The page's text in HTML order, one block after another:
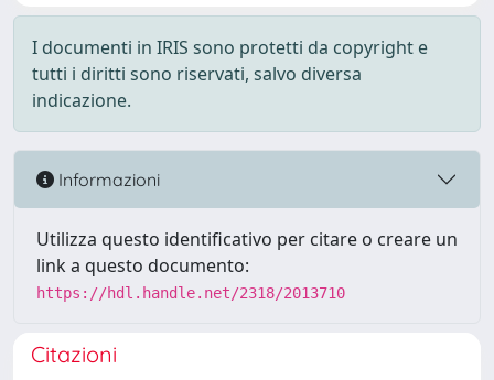
I documenti in IRIS sono protetti da copyright e
tutti i diritti sono riservati, salvo diversa
indicazione.
Informazioni
Utilizza questo identificativo per citare o creare un
link a questo documento:
https://hdl.handle.net/2318/2013710
Citazioni